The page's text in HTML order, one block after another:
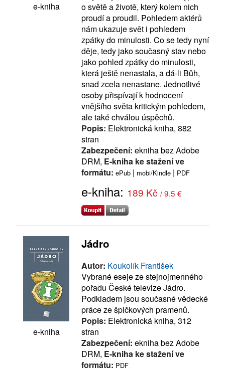
e-kniha
o světě a životě, který kolem nich
proudí a proudil. Pohledem aktérů
nám ukazuje svět i pohledem
zpátky do minulosti. Co se tedy nyní
děje, tedy jako současný stav nebo
jako pohled zpátky do minulosti,
která ještě nenastala, a dá-li Bůh,
snad zcela nenastane. Jednotlivé
osoby přispívají k hodnocení
vnějšího světa kritickým pohledem,
ale také chválou úspěchů.
Popis: Elektronická kniha, 882
stran
Zabezpečení: ekniha bez Adobe
DRM, E-kniha ke stažení ve
formátu: ePub | mobi/Kindle | PDF
e-kniha: 189 Kč / 9.5 €
e-kniha
Jádro
Autor: Koukolík František
Vybrané eseje ze stejnojmenného
pořadu České televize Jádro.
Podkladem jsou současné vědecké
práce ze špičkových pramenů.
Popis: Elektronická kniha, 312
stran
Zabezpečení: ekniha bez Adobe
DRM, E-kniha ke stažení ve
formátu: PDF